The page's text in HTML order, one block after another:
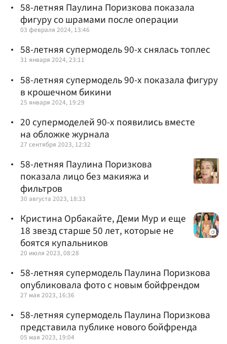
58-летняя Паулина Поризкова показала
фигуру со шрамами после операции
03 февраля 2024, 13:46
58-летняя супермодель 90-х снялась топлес
31 января 2024, 23:11
58-летняя супермодель 90-х показала фигуру
в крошечном бикини
25 января 2024, 19:29
20 супермоделей 90-х появились вместе
на обложке журнала
27 сентября 2023, 12:32
58-летняя Паулина Поризкова
показала лицо без макияжа и
фильтров
30 августа 2023, 18:33
Кристина Орбакайте, Деми Мур и еще
18 звезд старше 50 лет, которые не
боятся купальников
20 июля 2023, 08:28
58-летняя супермодель Паулина Поризкова
опубликовала фото с новым бойфрендом
27 мая 2023, 16:36
58-летняя супермодель Паулина Поризкова
представила публике нового бойфренда
05 мая 2023, 19:04